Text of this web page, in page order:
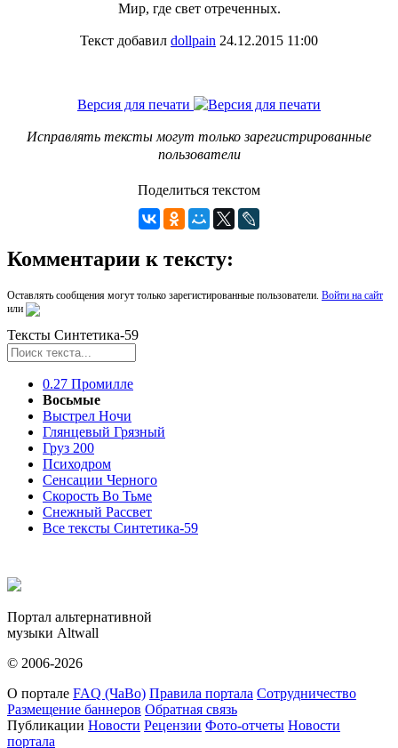
Мир, где свет отреченных.
Текст добавил dollpain 24.12.2015 11:00
Версия для печати
Исправлять тексты могут только зарегистрированные
пользователи
Поделиться текстом
Комментарии к тексту:
Оставлять сообщения могут только зарегистированные пользователи. Войти на сайт
или
Тексты Cинтетика-59
0.27 Промилле
Восьмые
Выстрел Ночи
Глянцевый Грязный
Груз 200
Психодром
Сенсации Черного
Скорость Во Тьме
Снежный Рассвет
Все тексты Cинтетика-59
Портал альтернативной
музыки Altwall
© 2006-2026
О портале FAQ (ЧаВо) Правила портала Сотрудничество
Размещение баннеров Обратная связь
Публикации Новости Рецензии Фото-отчеты Новости
портала